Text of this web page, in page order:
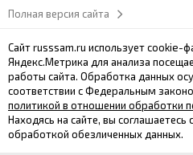
Полная версия сайта
Сайт russsam.ru использует cookie-
Яндекс.Метрика для анализа
работы сайта. Обработка данных
соответствии с Федеральным
политикой в отношении обработки
Находясь на сайте, вы соглашаетесь
обработкой обезличенных данных.